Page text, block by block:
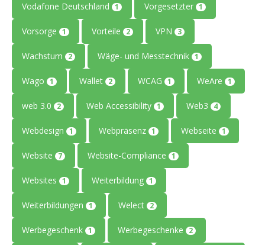
Vodafone Deutschland 1 Vorgesetzter 1
Vorsorge 1 Vorteile 2 VPN 3
Wachstum 2 Wäge- und Messtechnik 1
Wago 1 Wallet 2 WCAG 1 WeAre 1
web 3.0 2 Web Accessibility 1 Web3 4
Webdesign 1 Webpräsenz 1 Webseite 1
Website 7 Website-Compliance 1
Websites 1 Weiterbildung 1
Weiterbildungen 1 Welect 2
Werbegeschenk 1 Werbegeschenke 2